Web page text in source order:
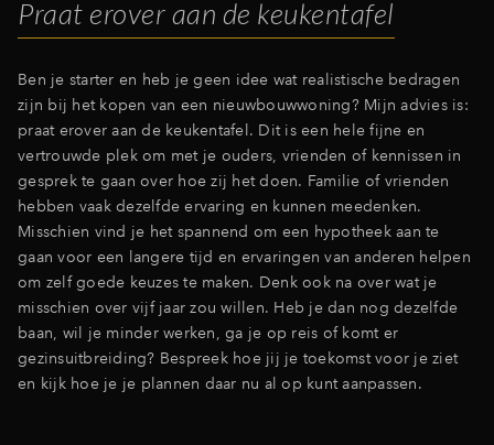
Praat erover aan de keukentafel
Ben je starter en heb je geen idee wat realistische bedragen
zijn bij het kopen van een nieuwbouwwoning? Mijn advies is:
praat erover aan de keukentafel. Dit is een hele fijne en
vertrouwde plek om met je ouders, vrienden of kennissen in
gesprek te gaan over hoe zij het doen. Familie of vrienden
hebben vaak dezelfde ervaring en kunnen meedenken.
Misschien vind je het spannend om een hypotheek aan te
gaan voor een langere tijd en ervaringen van anderen helpen
om zelf goede keuzes te maken. Denk ook na over wat je
misschien over vijf jaar zou willen. Heb je dan nog dezelfde
baan, wil je minder werken, ga je op reis of komt er
gezinsuitbreiding? Bespreek hoe jij je toekomst voor je ziet
en kijk hoe je je plannen daar nu al op kunt aanpassen.